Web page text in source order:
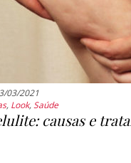
03/2021
, Look,Saúde
causas e